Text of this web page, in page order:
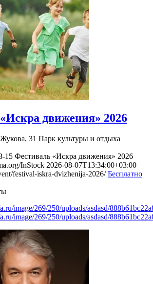
движения» 2026
31 Парк культуры и отдыха
15 Фестиваль «Искра движения» 2026
InStock 2026-08-07T13:34:00+03:00
festival-iskra-dvizhenija-2026/ Бесплатно
image/269/250/uploads/asdasd/
image/269/250/uploads/asdasd/